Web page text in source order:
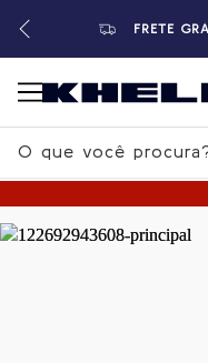
FRETE